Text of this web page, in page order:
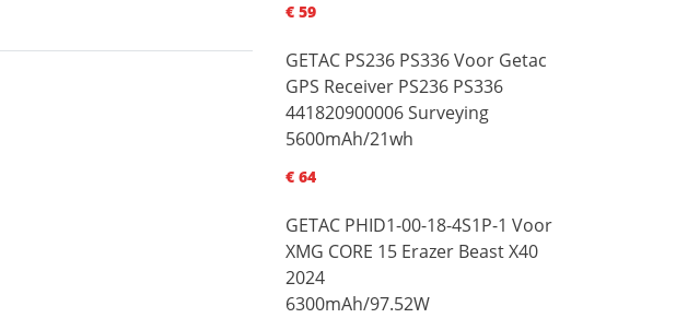
€ 59
GETAC PS236 PS336 Voor Getac
GPS Receiver PS236 PS336
441820900006 Surveying
5600mAh/21wh
€ 64
GETAC PHID1-00-18-4S1P-1 Voor
XMG CORE 15 Erazer Beast X40
2024
6300mAh/97.52W